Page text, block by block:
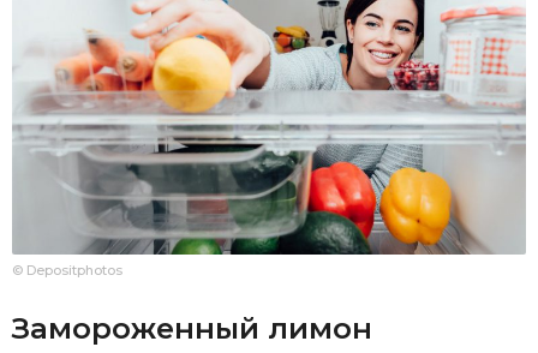
© Depositphotos
Замороженный лимон